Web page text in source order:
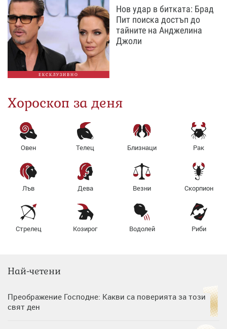
ЕКСКЛУЗИВНО
Нов удар в битката: Брад
Пит поиска достъп до
тайните на Анджелина
Джоли
Хороскоп за деня
Овен Телец Близнаци Рак
Лъв Дева Везни Скорпион
Стрелец Козирог Водолей Риби
Най-четени
Преображение Господне: Какви са поверията за този
свят ден